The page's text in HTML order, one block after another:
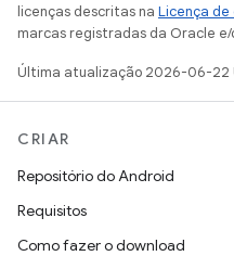
licenças descritas na Licença de
marcas registradas da Oracle e/
Última atualização 2026-06-22
CRIAR
Repositório do Android
Requisitos
Como fazer o download